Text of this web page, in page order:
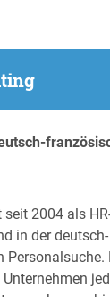
seit 2004 als
in der deutsch-